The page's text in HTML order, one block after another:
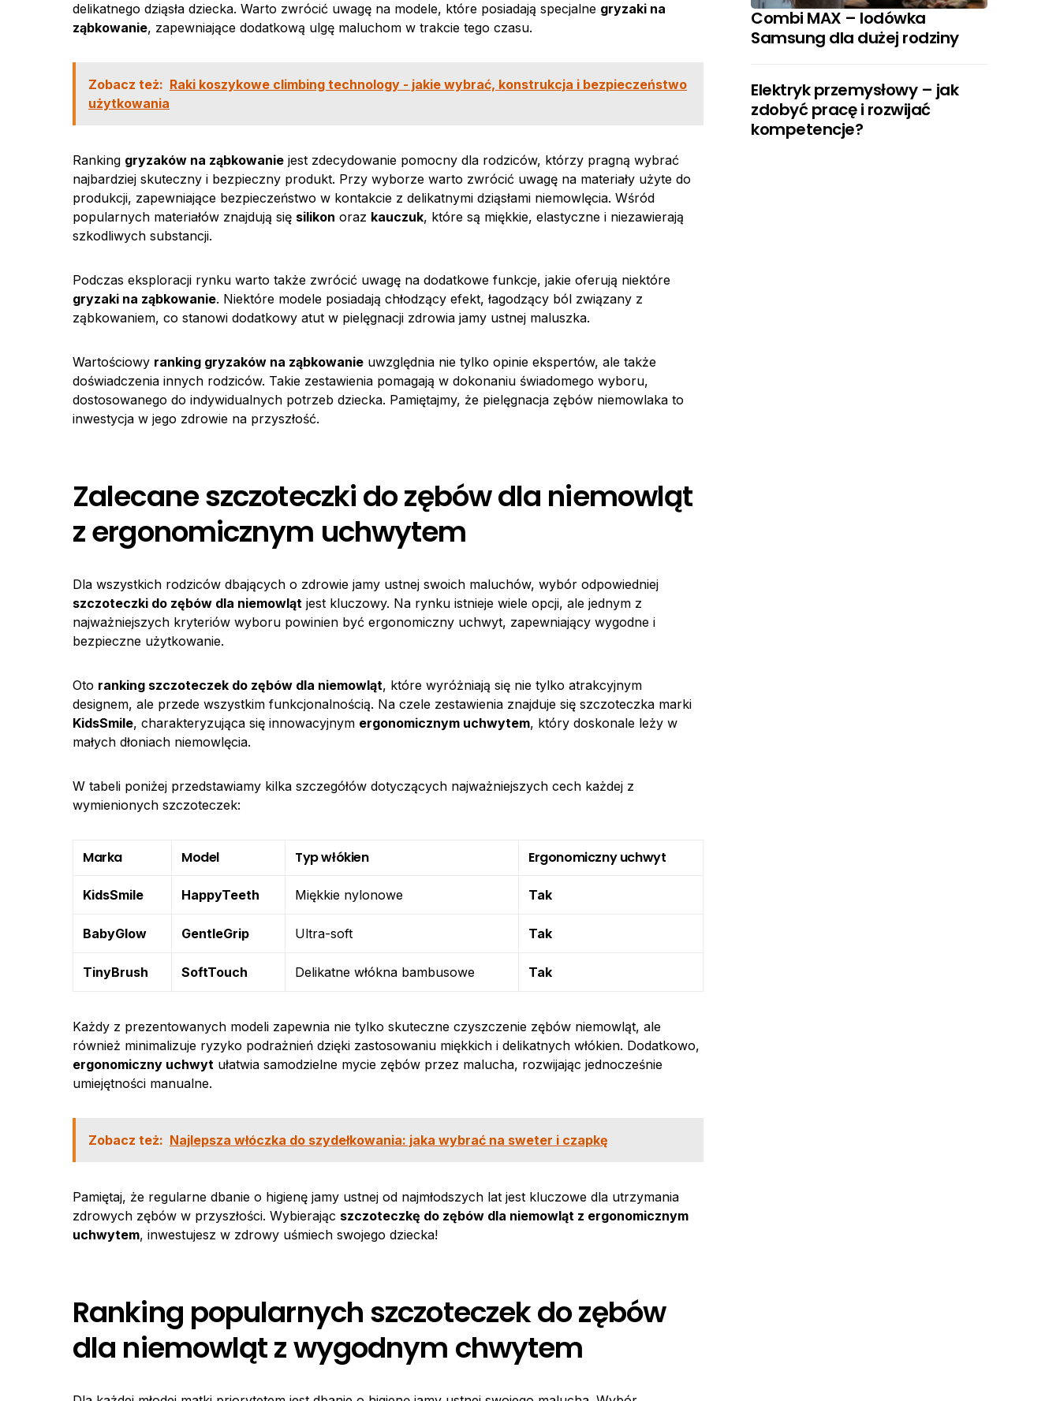
delikatnego dziąsła dziecka. Warto zwrócić uwagę na modele, które posiadają specjalne gryzaki na
ząbkowanie, zapewniające dodatkową ulgę maluchom w trakcie tego czasu.
Zobacz też: Raki koszykowe climbing technology - jakie wybrać, konstrukcja i bezpieczeństwo
użytkowania
Ranking gryzaków na ząbkowanie jest zdecydowanie pomocny dla rodziców, którzy pragną wybrać
najbardziej skuteczny i bezpieczny produkt. Przy wyborze warto zwrócić uwagę na materiały użyte do
produkcji, zapewniające bezpieczeństwo w kontakcie z delikatnymi dziąsłami niemowlęcia. Wśród
popularnych materiałów znajdują się silikon oraz kauczuk, które są miękkie, elastyczne i niezawierają
szkodliwych substancji.
Podczas eksploracji rynku warto także zwrócić uwagę na dodatkowe funkcje, jakie oferują niektóre
gryzaki na ząbkowanie. Niektóre modele posiadają chłodzący efekt, łagodzący ból związany z
ząbkowaniem, co stanowi dodatkowy atut w pielęgnacji zdrowia jamy ustnej maluszka.
Wartościowy ranking gryzaków na ząbkowanie uwzględnia nie tylko opinie ekspertów, ale także
doświadczenia innych rodziców. Takie zestawienia pomagają w dokonaniu świadomego wyboru,
dostosowanego do indywidualnych potrzeb dziecka. Pamiętajmy, że pielęgnacja zębów niemowlaka to
inwestycja w jego zdrowie na przyszłość.
Zalecane szczoteczki do zębów dla niemowląt
z ergonomicznym uchwytem
Dla wszystkich rodziców dbających o zdrowie jamy ustnej swoich maluchów, wybór odpowiedniej
szczoteczki do zębów dla niemowląt jest kluczowy. Na rynku istnieje wiele opcji, ale jednym z
najważniejszych kryteriów wyboru powinien być ergonomiczny uchwyt, zapewniający wygodne i
bezpieczne użytkowanie.
Oto ranking szczoteczek do zębów dla niemowląt, które wyróżniają się nie tylko atrakcyjnym
designem, ale przede wszystkim funkcjonalnością. Na czele zestawienia znajduje się szczoteczka marki
KidsSmile, charakteryzująca się innowacyjnym ergonomicznym uchwytem, który doskonale leży w
małych dłoniach niemowlęcia.
W tabeli poniżej przedstawiamy kilka szczegółów dotyczących najważniejszych cech każdej z
wymienionych szczoteczek:
Marka Model Typ włókien Ergonomiczny uchwyt
KidsSmile HappyTeeth Miękkie nylonowe Tak
BabyGlow GentleGrip Ultra-soft Tak
TinyBrush SoftTouch Delikatne włókna bambusowe Tak
Każdy z prezentowanych modeli zapewnia nie tylko skuteczne czyszczenie zębów niemowląt, ale
również minimalizuje ryzyko podrażnień dzięki zastosowaniu miękkich i delikatnych włókien. Dodatkowo,
ergonomiczny uchwyt ułatwia samodzielne mycie zębów przez malucha, rozwijając jednocześnie
umiejętności manualne.
Zobacz też: Najlepsza włóczka do szydełkowania: jaka wybrać na sweter i czapkę
Pamiętaj, że regularne dbanie o higienę jamy ustnej od najmłodszych lat jest kluczowe dla utrzymania
zdrowych zębów w przyszłości. Wybierając szczoteczkę do zębów dla niemowląt z ergonomicznym
uchwytem, inwestujesz w zdrowy uśmiech swojego dziecka!
Ranking popularnych szczoteczek do zębów
dla niemowląt z wygodnym chwytem
Combi MAX – lodówka
Samsung dla dużej rodziny
Elektryk przemysłowy – jak
zdobyć pracę i rozwijać
kompetencje?